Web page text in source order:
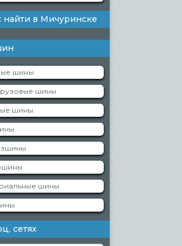
найти в Мичуринске
шины
шины
шины
шины
сетях